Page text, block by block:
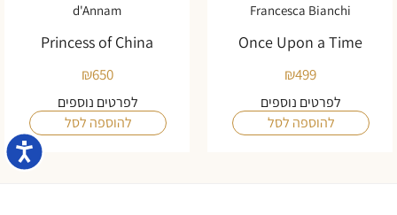
Francesca Bianchi
Once Upon a Time
₪499
לפרטים נוספים
להוספה לסל
d'Annam
Princess of China
₪650
לפרטים נוספים
להוספה לסל